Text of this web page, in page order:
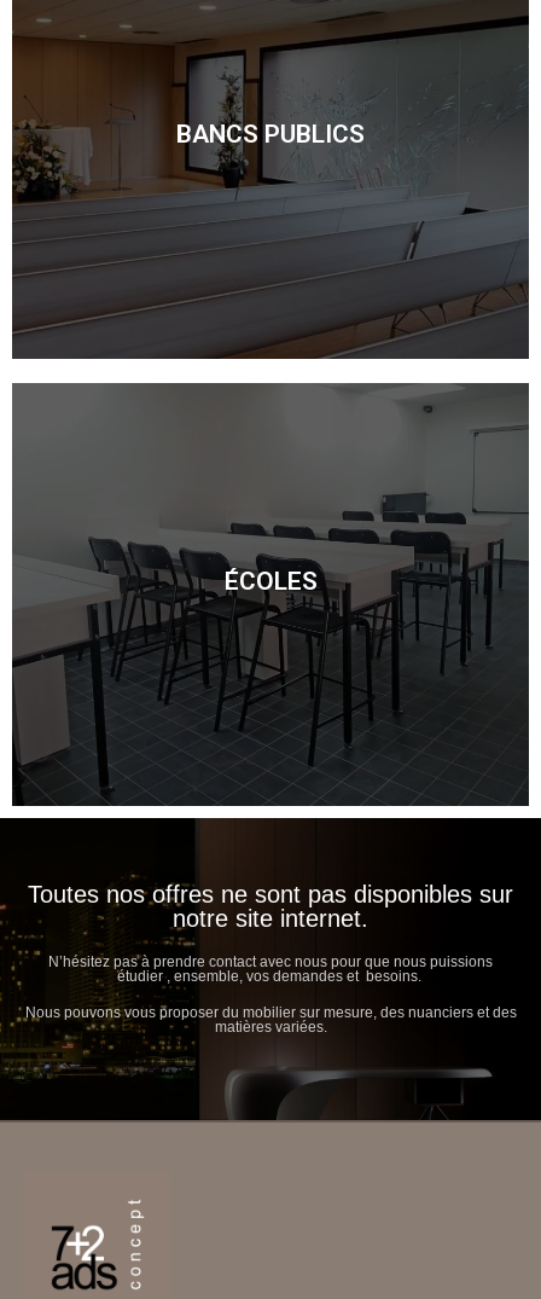
BANCS PUBLICS
BANCS PUBLICS
Déccouvrir
ÉCOLES
ÉCOLES
Découvrir
Toutes nos offres ne sont pas disponibles sur
notre site internet.
N’hésitez pas à prendre contact avec nous pour que nous puissions
étudier , ensemble, vos demandes et besoins.
Nous pouvons vous proposer du mobilier sur mesure, des nuanciers et des
matières variées.